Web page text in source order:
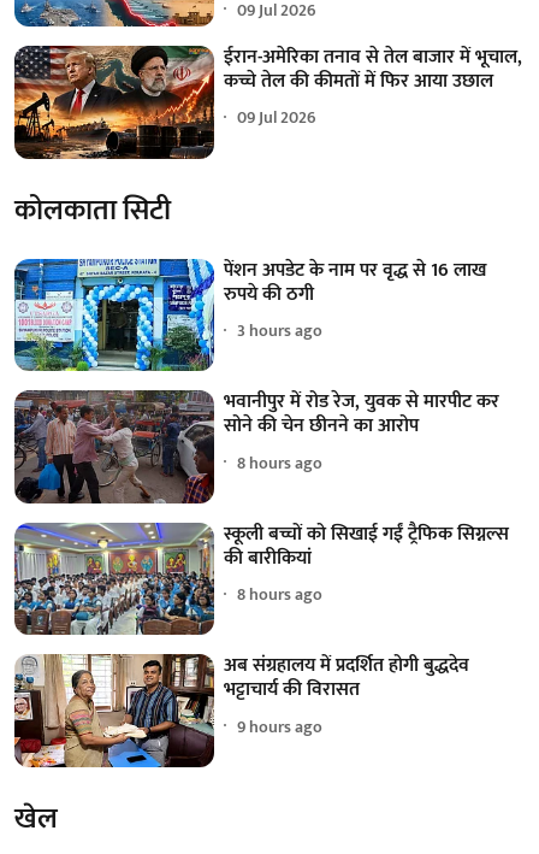
09 Jul 2026
ईरान-अमेरिका तनाव से तेल बाजार में भूचाल,
कच्चे तेल की कीमतों में फिर आया उछाल
09 Jul 2026
कोलकाता सिटी
पेंशन अपडेट के नाम पर वृद्ध से 16 लाख
रुपये की ठगी
3 hours ago
भवानीपुर में रोड रेज, युवक से मारपीट कर
सोने की चेन छीनने का आरोप
8 hours ago
स्कूली बच्चों को सिखाई गईं ट्रैफिक सिग्नल्स
की बारीकियां
8 hours ago
अब संग्रहालय में प्रदर्शित होगी बुद्धदेव
भट्टाचार्य की विरासत
9 hours ago
खेल